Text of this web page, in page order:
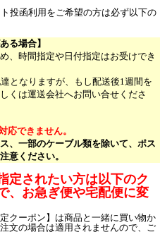
投函利用をご希望の方は必ず以下の
る場合】
、時間指定や日付指定はお受けでき
となりますが、もし配送後1週間を
くは運送会社へお問い合せくださ
応できません。
、一部のケーブル類を除いて、ポス
意ください。
定されたい方は以下のク
、お急ぎ便や宅配便に変
クーポン】は商品と一緒に買い物か
文の場合は適用されませんので、ご